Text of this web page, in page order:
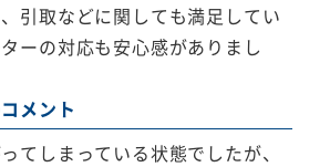
引取などに関しても満足してい
ーの対応も安心感がありまし
メント
てしまっている状態でしたが、